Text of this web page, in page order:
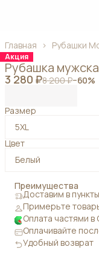
Рубашки
Главная ›
Акция
Рубашка
3 280 ₽8 200 ₽−60%
Размер
5XL
Цвет
Белый
Преимущества
Доставим в
Примерьте
Оплата частями в
Оплачивайте
Удобный возврат